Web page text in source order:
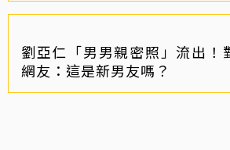
劉亞仁「男男親密照」流出
網友：這是新男友嗎？